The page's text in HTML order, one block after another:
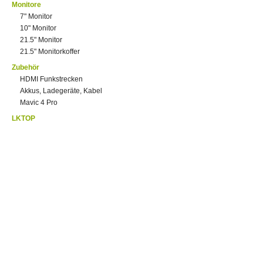
Monitore
7" Monitor
10" Monitor
21.5" Monitor
21.5" Monitorkoffer
Zubehör
HDMI Funkstrecken
Akkus, Ladegeräte, Kabel
Mavic 4 Pro
LKTOP